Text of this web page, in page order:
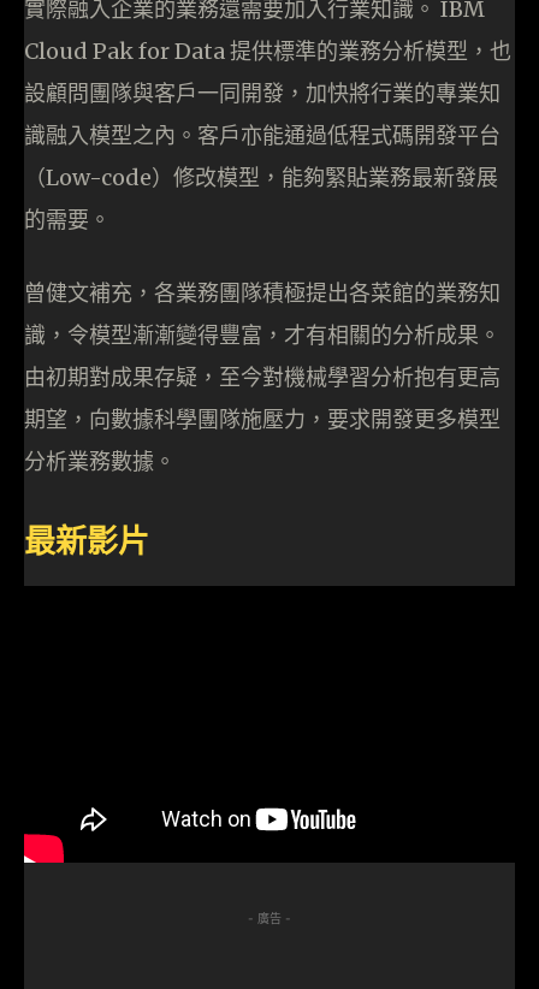
實際融入企業的業務還需要加入行業知識。 IBM
Cloud Pak for Data 提供標準的業務分析模型，也
設顧問團隊與客戶一同開發，加快將行業的專業知
識融入模型之內。客戶亦能通過低程式碼開發平台
（Low-code）修改模型，能夠緊貼業務最新發展
的需要。
曾健文補充，各業務團隊積極提出各菜館的業務知
識，令模型漸漸變得豐富，才有相關的分析成果。
由初期對成果存疑，至今對機械學習分析抱有更高
期望，向數據科學團隊施壓力，要求開發更多模型
分析業務數據。
最新影片
- 廣告 -